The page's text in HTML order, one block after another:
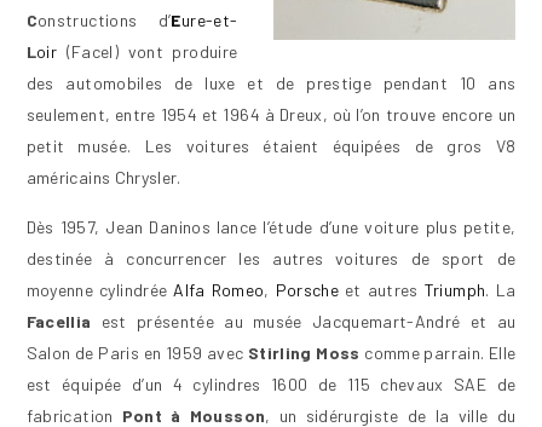
Constructions d’Eure-et-
Loir (Facel) vont produire
des automobiles de luxe et de prestige pendant 10 ans
seulement, entre 1954 et 1964 à Dreux, où l’on trouve encore un
petit musée. Les voitures étaient équipées de gros V8
américains Chrysler.
Dès 1957, Jean Daninos lance l’étude d’une voiture plus petite,
destinée à concurrencer les autres voitures de sport de
moyenne cylindrée Alfa Romeo, Porsche et autres Triumph. La
Facellia est présentée au musée Jacquemart-André et au
Salon de Paris en 1959 avec Stirling Moss comme parrain. Elle
est équipée d’un 4 cylindres 1600 de 115 chevaux SAE de
fabrication Pont à Mousson, un sidérurgiste de la ville du